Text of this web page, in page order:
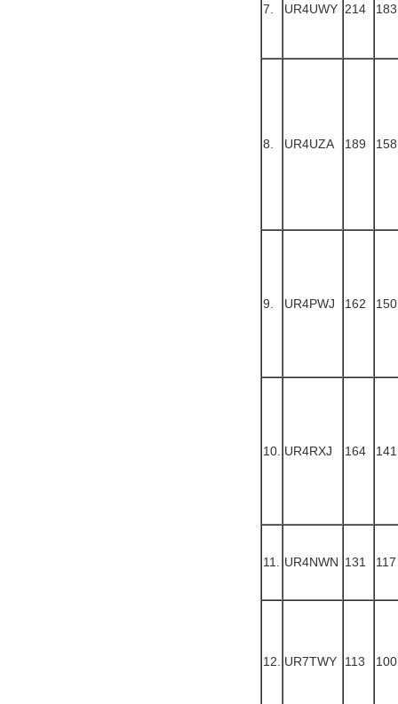
7. UR4UWY 214 183
8. UR4UZA 189 158
9. UR4PWJ 162 150
10. UR4RXJ 164 141
11. UR4NWN 131 117
12. UR7TWY 113 100